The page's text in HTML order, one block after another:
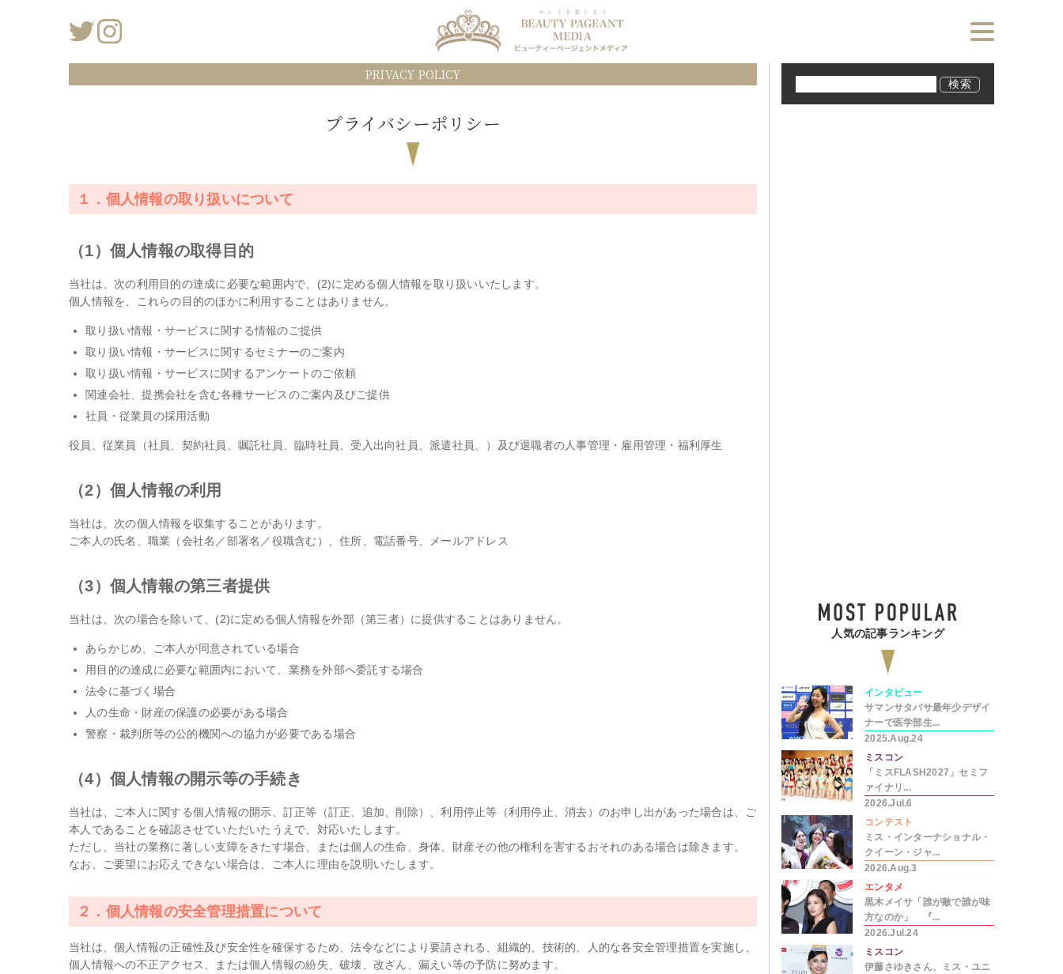
PRIVACY POLICY
プライバシーポリシー
１．個人情報の取り扱いについて
（1）個人情報の取得目的
当社は、次の利用目的の達成に必要な範囲内で、(2)に定める個人情報を取り扱いいたします。
個人情報を、これらの目的のほかに利用することはありません。
取り扱い情報・サービスに関する情報のご提供
取り扱い情報・サービスに関するセミナーのご案内
取り扱い情報・サービスに関するアンケートのご依頼
関連会社、提携会社を含む各種サービスのご案内及びご提供
社員・従業員の採用活動
役員、従業員（社員、契約社員、嘱託社員、臨時社員、受入出向社員、派遣社員、）及び退職者の人事管理・雇用管理・福利厚生
（2）個人情報の利用
当社は、次の個人情報を収集することがあります。
ご本人の氏名、職業（会社名／部署名／役職含む）、住所、電話番号、メールアドレス
（3）個人情報の第三者提供
当社は、次の場合を除いて、(2)に定める個人情報を外部（第三者）に提供することはありません。
あらかじめ、ご本人が同意されている場合
用目的の達成に必要な範囲内において、業務を外部へ委託する場合
法令に基づく場合
人の生命・財産の保護の必要がある場合
警察・裁判所等の公的機関への協力が必要である場合
（4）個人情報の開示等の手続き
当社は、ご本人に関する個人情報の開示、訂正等（訂正、追加、削除）、利用停止等（利用停止、消去）のお申し出があった場合は、ご
本人であることを確認させていただいたうえで、対応いたします。
ただし、当社の業務に著しい支障をきたす場合、または個人の生命、身体、財産その他の権利を害するおそれのある場合は除きます。
なお、ご要望にお応えできない場合は、ご本人に理由を説明いたします。
２．個人情報の安全管理措置について
当社は、個人情報の正確性及び安全性を確保するため、法令などにより要請される、組織的、技術的、人的な各安全管理措置を実施し、
個人情報への不正アクセス、または個人情報の紛失、破壊、改ざん、漏えい等の予防に努めます。
人気の記事ランキング
インタビュー
サマンサタバサ最年少デザイ
ナーで医学部生...
2025.Aug.24
ミスコン
「ミスFLASH2027」セミフ
ァイナリ...
2026.Jul.6
コンテスト
ミス・インターナショナル・
クイーン・ジャ...
2026.Aug.3
エンタメ
黒木メイサ「誰が敵で誰が味
方なのか」 『...
2026.Jul.24
ミスコン
伊藤さゆきさん、ミス・ユニ